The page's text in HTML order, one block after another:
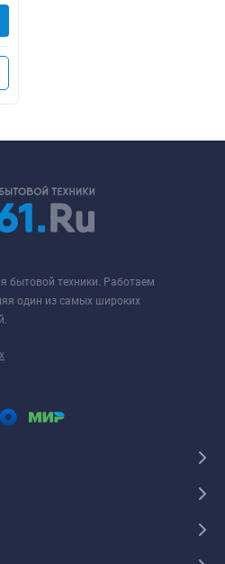
бытовой техники. Работаем
один из самых широких